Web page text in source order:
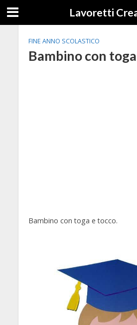
Lavoretti
FINE ANNO SCOLASTICO
Bambino con
Bambino con toga e tocco.